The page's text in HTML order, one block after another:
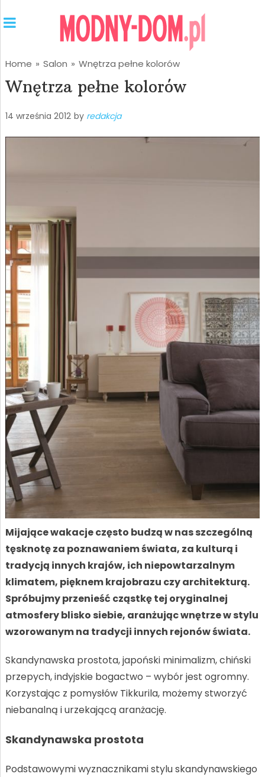
Home » Salon » Wnętrza pełne kolorów
Wnętrza pełne kolorów
14 września 2012 by redakcja
Mijające wakacje często budzą w nas szczególną
tęsknotę za poznawaniem świata, za kulturą i
tradycją innych krajów, ich niepowtarzalnym
klimatem, pięknem krajobrazu czy architekturą.
Spróbujmy przenieść cząstkę tej oryginalnej
atmosfery blisko siebie, aranżując wnętrze w stylu
wzorowanym na tradycji innych rejonów świata.
Skandynawska prostota, japoński minimalizm, chiński
przepych, indyjskie bogactwo – wybór jest ogromny.
Korzystając z pomysłów Tikkurila, możemy stworzyć
niebanalną i urzekającą aranżację.
Skandynawska prostota
Podstawowymi wyznacznikami stylu skandynawskiego